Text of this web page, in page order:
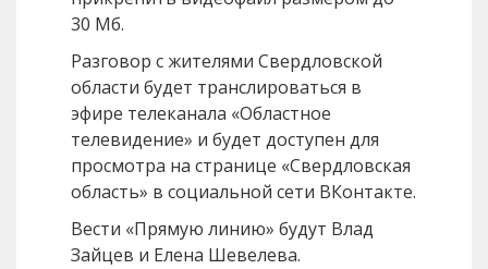
30 Мб.
Разговор с жителями Свердловской
области будет транслироваться в
эфире телеканала «Областное
телевидение» и будет доступен для
просмотра на странице «Свердловская
область» в социальной сети ВКонтакте.
Вести «Прямую линию» будут Влад
Зайцев и Елена Шевелева.